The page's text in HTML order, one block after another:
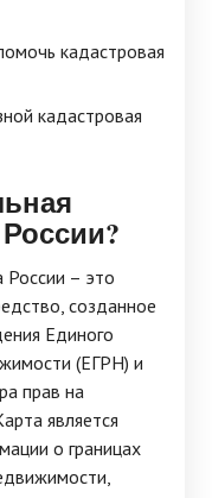
кадастровая
кадастровая
– это
созданное
Единого
(ЕГРН) и
прав на
является
о границах